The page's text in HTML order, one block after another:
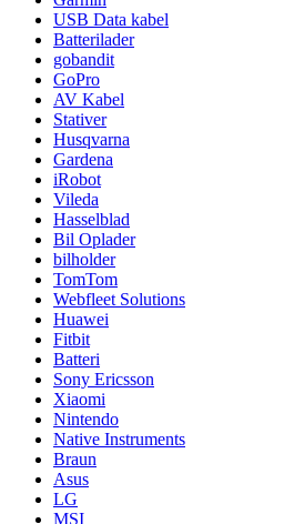
USB Data kabel
Batterilader
gobandit
GoPro
AV Kabel
Stativer
Husqvarna
Gardena
iRobot
Vileda
Hasselblad
Bil Oplader
bilholder
TomTom
Webfleet Solutions
Huawei
Fitbit
Batteri
Sony Ericsson
Xiaomi
Nintendo
Native Instruments
Braun
Asus
LG
MSI